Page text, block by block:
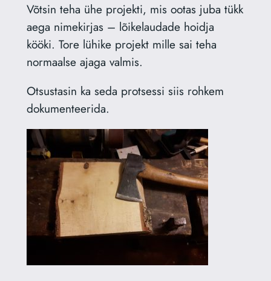
Võtsin teha ühe projekti, mis ootas juba tükk
aega nimekirjas – lõikelaudade hoidja
kööki. Tore lühike projekt mille sai teha
normaalse ajaga valmis.
Otsustasin ka seda protsessi siis rohkem
dokumenteerida.